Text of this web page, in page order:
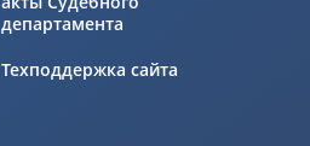
департамента
Техподдержка сайта